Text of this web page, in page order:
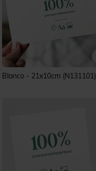
Blanco - 21x10cm (N131101)